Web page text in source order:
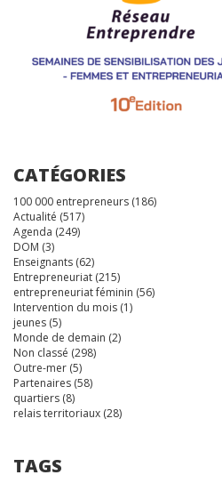
CATÉGORIES
100 000 entrepreneurs (186)
Actualité (517)
Agenda (249)
DOM (3)
Enseignants (62)
Entrepreneuriat (215)
entrepreneuriat féminin (56)
Intervention du mois (1)
jeunes (5)
Monde de demain (2)
Non classé (298)
Outre-mer (5)
Partenaires (58)
quartiers (8)
relais territoriaux (28)
TAGS